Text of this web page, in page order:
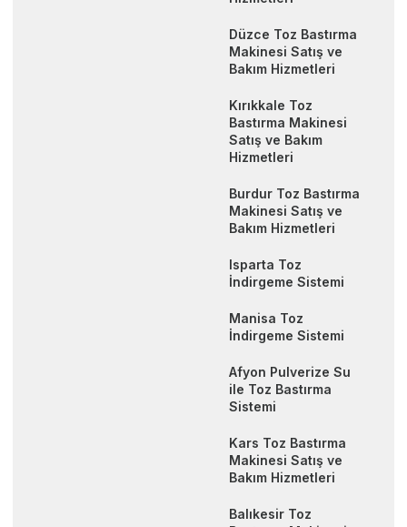
Düzce Toz Bastırma
Makinesi Satış ve
Bakım Hizmetleri
Kırıkkale Toz
Bastırma Makinesi
Satış ve Bakım
Hizmetleri
Burdur Toz Bastırma
Makinesi Satış ve
Bakım Hizmetleri
Isparta Toz
İndirgeme Sistemi
Manisa Toz
İndirgeme Sistemi
Afyon Pulverize Su
ile Toz Bastırma
Sistemi
Kars Toz Bastırma
Makinesi Satış ve
Bakım Hizmetleri
Balıkesir Toz